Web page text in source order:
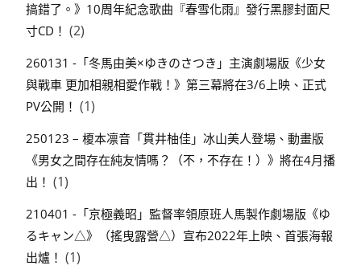
搞錯了。》10周年紀念歌曲『春雪化雨』發行黑膠封面尺
寸CD！ (2)
260131 -「冬馬由美×ゆきのさつき」主演劇場版《少女
與戰車 更加相親相愛作戰！》第三幕將在3/6上映、正式
PV公開！ (1)
250123 – 榎本凛音「貫井柚佳」冰山美人登場、動畫版
《男女之間存在純友情嗎？（不，不存在！）》將在4月播
出！ (1)
210401 -「京極義昭」監督率領原班人馬製作劇場版《ゆ
るキャン△》（搖曳露營△）宣布2022年上映、首張海報
出爐！ (1)